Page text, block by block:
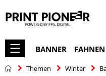
BANNER FAHNEN
Themen Winter